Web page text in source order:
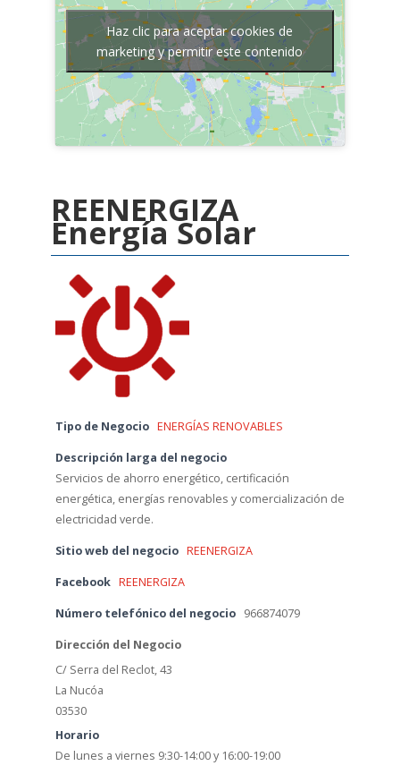
Haz clic para aceptar cookies de
marketing y permitir este contenido
REENERGIZA
Energía Solar
Tipo de Negocio ENERGÍAS RENOVABLES
Descripción larga del negocio
Servicios de ahorro energético, certificación
energética, energías renovables y comercialización de
electricidad verde.
Sitio web del negocio REENERGIZA
Facebook REENERGIZA
Número telefónico del negocio 966874079
Dirección del Negocio
C/ Serra del Reclot, 43
La Nucóa
03530
Horario
De lunes a viernes 9:30-14:00 y 16:00-19:00